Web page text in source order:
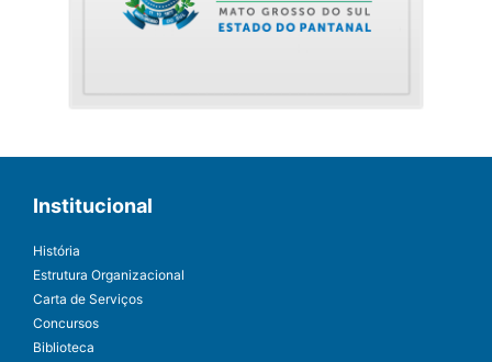
Institucional
História
Estrutura Organizacional
Carta de Serviços
Concursos
Biblioteca